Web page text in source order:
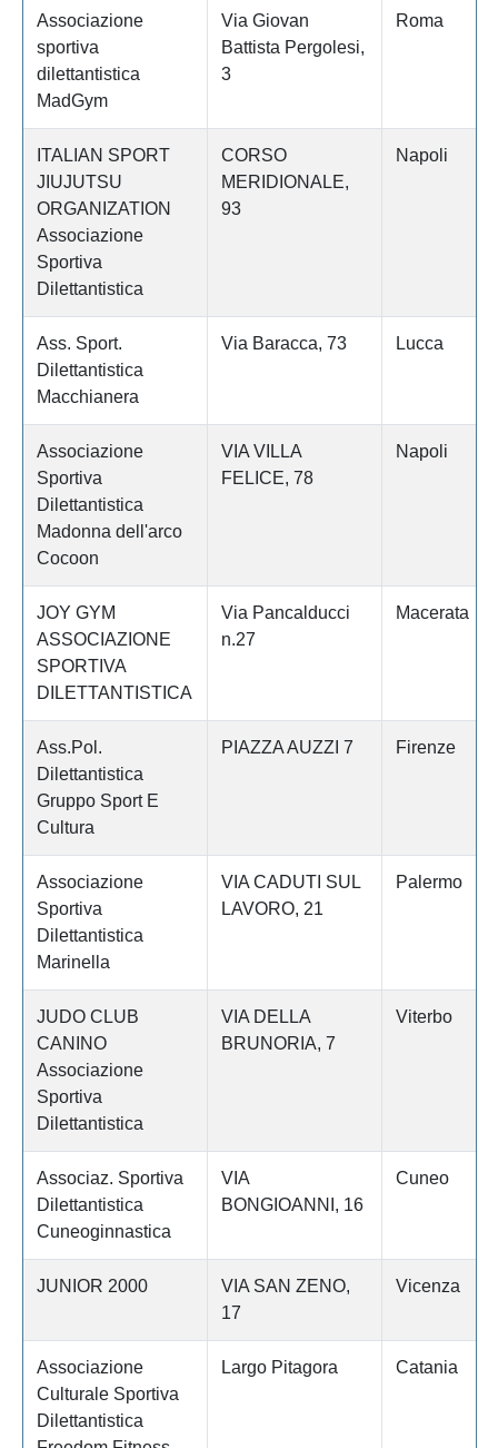
Associazione
sportiva
dilettantistica
MadGym
Via Giovan
Battista Pergolesi,
3
Roma
ITALIAN SPORT
JIUJUTSU
ORGANIZATION
Associazione
Sportiva
Dilettantistica
CORSO
MERIDIONALE,
93
Napoli
Ass. Sport.
Dilettantistica
Macchianera
Via Baracca, 73 Lucca
Associazione
Sportiva
Dilettantistica
Madonna dell'arco
Cocoon
VIA VILLA
FELICE, 78
Napoli
JOY GYM
ASSOCIAZIONE
SPORTIVA
DILETTANTISTICA
Via Pancalducci
n.27
Macerata
Ass.Pol.
Dilettantistica
Gruppo Sport E
Cultura
PIAZZA AUZZI 7 Firenze
Associazione
Sportiva
Dilettantistica
Marinella
VIA CADUTI SUL
LAVORO, 21
Palermo
JUDO CLUB
CANINO
Associazione
Sportiva
Dilettantistica
VIA DELLA
BRUNORIA, 7
Viterbo
Associaz. Sportiva
Dilettantistica
Cuneoginnastica
VIA
BONGIOANNI, 16
Cuneo
JUNIOR 2000
VIA SAN ZENO,
17
Vicenza
Associazione
Culturale Sportiva
Dilettantistica
Largo Pitagora Catania